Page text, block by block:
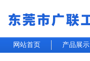
网站首页 产品展示